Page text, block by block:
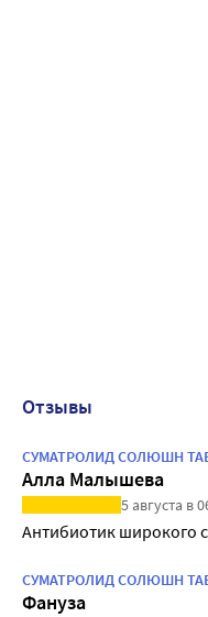
Отзывы
СУМАТРОЛИД СОЛЮШН
Алла Малышева
5 августа в
Антибиотик широкого
СУМАТРОЛИД СОЛЮШН
Фануза